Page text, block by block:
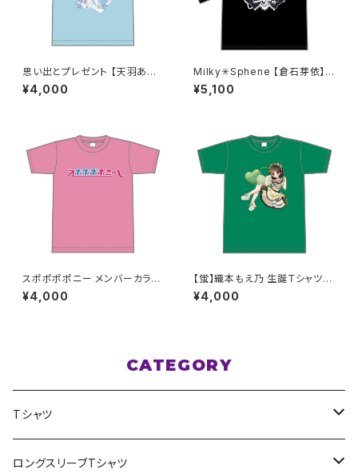
思い出とプレゼント 【天羽あい】
生誕Ｔシャツ M〜XLサイズ
¥4,000
Milky✳︎Sphene 【倉石芽依】生
誕祭ロンT 2XL〜3XLサイズ
¥5,100
スポポポポニー メンバーカラー
シンプルデザイン ロゴTシャツ
ピンク S〜XLサイズ
¥4,000
【蛍】織本もえ乃 生誕Ｔシャツ2
025 M〜XLサイズ
¥4,000
CATEGORY
Tシャツ
スポポポポニー
ロングスリーブTシャツ